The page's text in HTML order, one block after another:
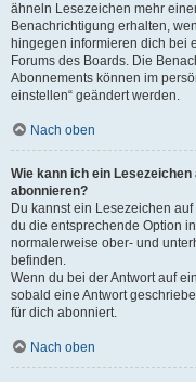
ähneln Lesezeichen mehr
Benachrichtigung erhalten,
hingegen informieren dich bei
Forums des Boards. Die
Abonnements können im
einstellen“ geändert werden.
Nach oben
Wie kann ich ein
abonnieren?
Du kannst ein Lesezeichen
du die entsprechende Option
normalerweise ober- und
befinden.
Wenn du bei der Antwort auf
sobald eine Antwort
für dich abonniert.
Nach oben